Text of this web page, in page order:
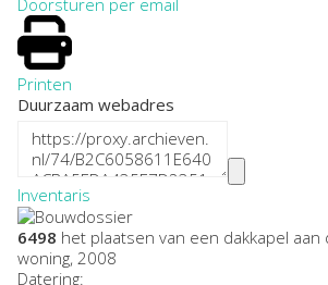
Printen
Duurzaam webadres
Inventaris
6498 het plaatsen van een dakkapel aan
woning, 2008
Datering: